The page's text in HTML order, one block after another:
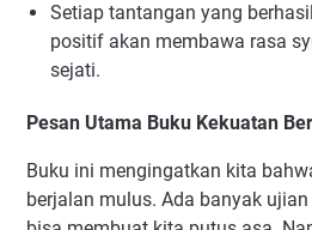
Setiap tantangan yang
positif akan membawa rasa
sejati.
Pesan Utama Buku Kekuatan
Buku ini mengingatkan kita
berjalan mulus. Ada banyak